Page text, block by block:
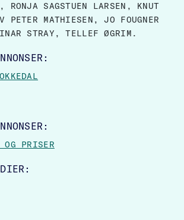
RONJA SAGSTUEN LARSEN, KNUT
PETER MATHIESEN, JO FOUGNER
STRAY, TELLEF ØGRIM.
OG PRISER